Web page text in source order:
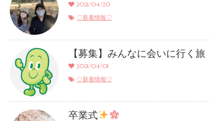
2021/04/20
♡新着情報♡
【募集】みんなに会いに行く旅
2021/04/01
♡新着情報♡
卒業式